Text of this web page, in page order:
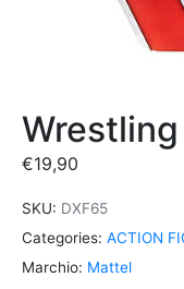
Wrestling
€19,90
SKU: DXF65
Categories: ACTION
Marchio: Mattel